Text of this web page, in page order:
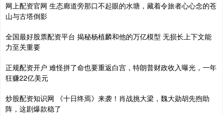
网上配资官网 生态廊道旁那口不起眼的水塘，藏着令旅者心心念的苍
山与古塔倒影
全国最好股票配资平台 揭秘杨植麟和他的万亿模型 无损长上下文能
力至关重要
正规配资开户 难怪拼了命也要重返白宫，特朗普财政收入曝光，一年
狂赚22亿美元
炒股配资知识网 《十日终焉》来袭！肖战挑大梁，魏大勋胡先煦助
阵，这剧爆款稳了